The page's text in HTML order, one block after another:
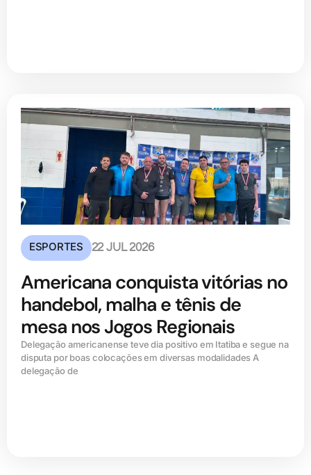
ESPORTES 22 JUL 2026
Americana conquista vitórias no
handebol, malha e tênis de
mesa nos Jogos Regionais
Delegação americanense teve dia positivo em Itatiba e segue na
disputa por boas colocações em diversas modalidades A
delegação de